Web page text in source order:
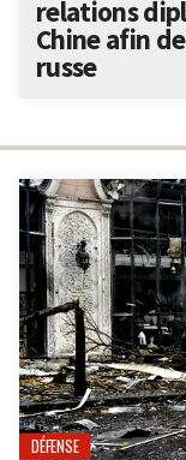
DÉFENSE
relations
Chine afin
russe